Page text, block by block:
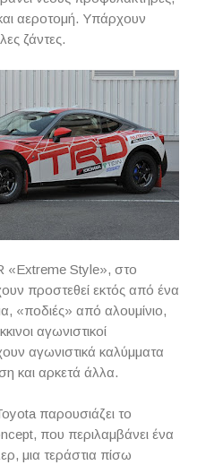
αεροτομή. Υπάρχουν
ζάντες.
«Extreme Style», στο
προστεθεί εκτός από ένα
«ποδιές» από αλουμίνιο,
αγωνιστικοί
αγωνιστικά καλύμματα
και αρκετά άλλα.
παρουσιάζει το
που περιλαμβάνει ένα
μια τεράστια πίσω